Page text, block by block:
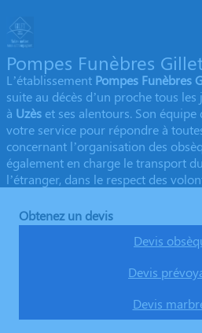
Pompes Funèbres
L’établissement Pompes Funèbres
suite au décès d’un proche tous
à Uzès et ses alentours. Son
votre service pour répondre à
concernant l’organisation des
également en charge le transport
l’étranger, dans le respect des
Obtenez un devis
Devis
Devis
Devis